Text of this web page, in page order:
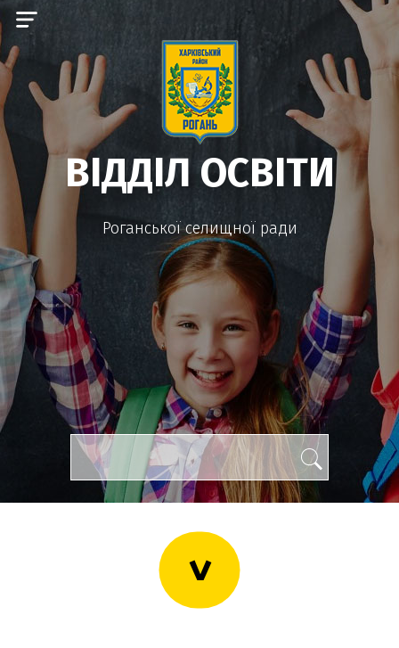
ВІДДІЛ ОСВІТИ
Роганської селищної ради
>